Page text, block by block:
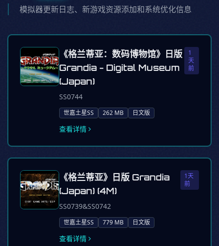
模拟器更新日志、新游戏资源添加和系统优化信息
《格兰蒂亚：数码博物馆》日版
Grandia - Digital Museum
(Japan)
1
天
前
SS0744
世嘉土星SS 262 MB
日文版
查看详情
《格兰蒂亚》日版 Grandia
(Japan) (4M)
1天
前
SS0739&SS0742
世嘉土星SS 779 MB
日文版
查看详情